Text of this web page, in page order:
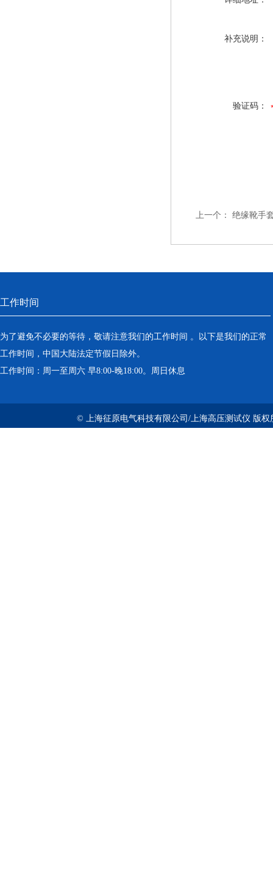
补充说明：
验证码：
上一个： 绝缘靴手
工作时间
为了避免不必要的等待，敬请注意我们的工作时间 。以下是我们的正常
工作时间，中国大陆法定节假日除外。
工作时间：周一至周六 早8:00-晚18:00。周日休息
© 上海征原电气科技有限公司/上海高压测试仪 版权